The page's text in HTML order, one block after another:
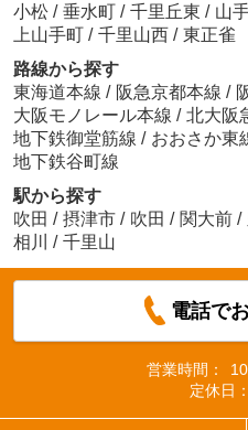
小松 / 垂水町 / 千里丘東 / 山
上山手町 / 千里山西 / 東正雀
路線から探す
東海道本線 / 阪急京都本線 /
大阪モノレール本線 / 北大阪
地下鉄御堂筋線 / おおさか東
地下鉄谷町線
駅から探す
吹田 / 摂津市 / 吹田 / 関大前 /
相川
/ 千里山
電話で
営業時間：
定休日：